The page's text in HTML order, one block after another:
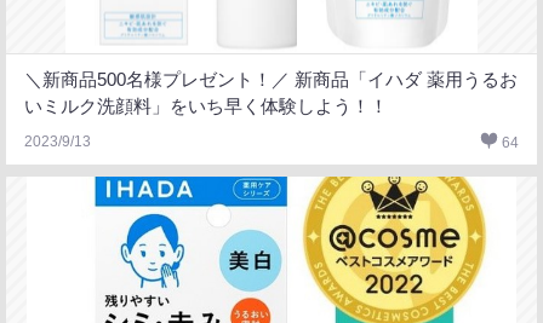
＼新商品500名様プレゼント！／ 新商品「イハダ 薬用うるお
いミルク洗顔料」をいち早く体験しよう！！
2023/9/13 64